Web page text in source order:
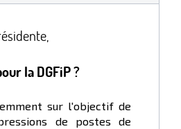
la DGFiP ?
sur l'objectif de
de postes de